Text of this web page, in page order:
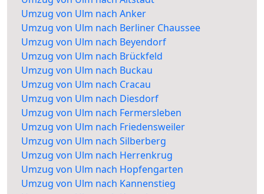
Umzug von Ulm nach Anker
Umzug von Ulm nach Berliner Chaussee
Umzug von Ulm nach Beyendorf
Umzug von Ulm nach Brückfeld
Umzug von Ulm nach Buckau
Umzug von Ulm nach Cracau
Umzug von Ulm nach Diesdorf
Umzug von Ulm nach Fermersleben
Umzug von Ulm nach Friedensweiler
Umzug von Ulm nach Silberberg
Umzug von Ulm nach Herrenkrug
Umzug von Ulm nach Hopfengarten
Umzug von Ulm nach Kannenstieg